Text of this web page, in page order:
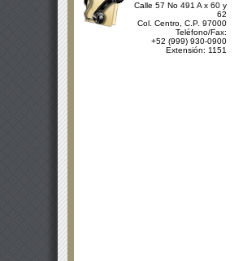
Calle 57 No 491 A x 60 y
62
Col. Centro, C.P. 97000
Teléfono/Fax:
+52 (999) 930-0900
Extensión: 1151